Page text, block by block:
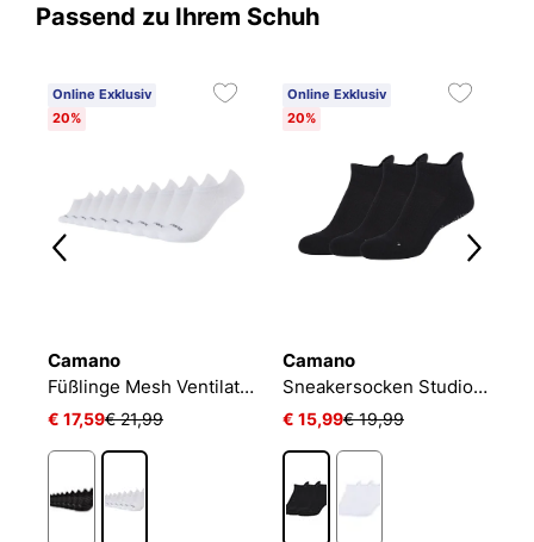
Passend zu Ihrem Schuh
Online Exklusiv
20%
Camano
Füßlinge Mesh Ventilation
€ 17,59€ 21,99
Online Exklusiv
20%
Camano
Sneakersocken Studio-Line Pilates und Yoga
€ 15,99€ 19,99